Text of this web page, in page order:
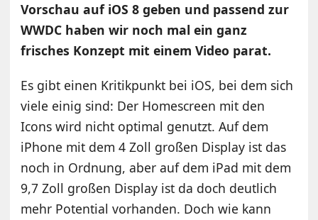
Vorschau auf iOS 8 geben und passend zur
WWDC haben wir noch mal ein ganz
frisches Konzept mit einem Video parat.
Es gibt einen Kritikpunkt bei iOS, bei dem sich
viele einig sind: Der Homescreen mit den
Icons wird nicht optimal genutzt. Auf dem
iPhone mit dem 4 Zoll großen Display ist das
noch in Ordnung, aber auf dem iPad mit dem
9,7 Zoll großen Display ist da doch deutlich
mehr Potential vorhanden. Doch wie kann